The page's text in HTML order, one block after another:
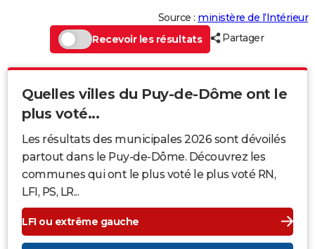
Source : ministère de l’Intérieur
Recevoir les résultats
Partager
Quelles villes du Puy-de-Dôme ont le
plus voté...
Les résultats des municipales 2026 sont dévoilés
partout dans le Puy-de-Dôme. Découvrez les
communes qui ont le plus voté le plus voté RN,
LFI, PS, LR...
LFI ou extrême gauche